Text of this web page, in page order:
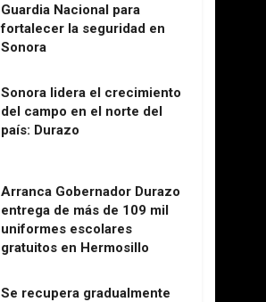
Guardia Nacional para
fortalecer la seguridad en
Sonora
Sonora lidera el crecimiento
del campo en el norte del
país: Durazo
Arranca Gobernador Durazo
entrega de más de 109 mil
uniformes escolares
gratuitos en Hermosillo
Se recupera gradualmente